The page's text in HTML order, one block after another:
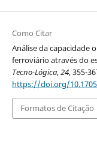
Como Citar
Análise da capacidade
ferroviário através do
Tecno-Lógica,24, 355-
https://doi.org/
Formatos de Citação